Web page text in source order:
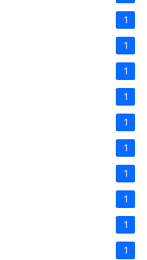
1
1
1
1
1
1
1
1
1
1